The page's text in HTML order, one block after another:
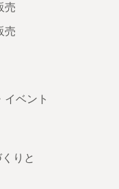
売
売
イベント
りと